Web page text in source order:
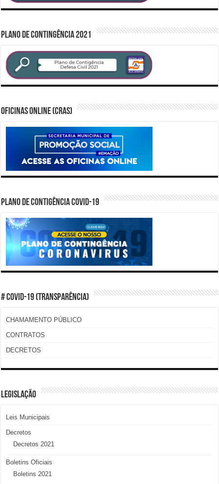
PLANO DE CONTINGÊNCIA 2021
Oficinas Online (CRAS)
PLANO DE CONTIGÊNCIA COVID-19
# COVID-19 (TRANSPARÊNCIA)
CHAMAMENTO PÚBLICO
CONTRATOS
DECRETOS
LEGISLAÇÃO
Leis Municipais
Decretos
Decretos 2021
Boletins Oficiais
Boletins 2021